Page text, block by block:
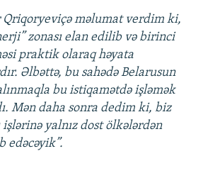
Qriqoryeviçə məlumat verdim ki,
zonası elan edilib və birinci
praktik olaraq həyata
Əlbəttə, bu sahədə Belarusun
bu istiqamətdə işləmək
Mən daha sonra dedim ki, biz
yalnız dost ölkələrdən
edəcəyik”.